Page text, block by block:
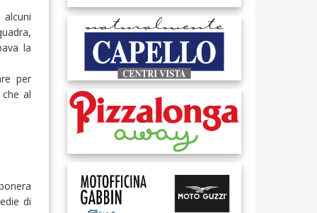
la
per
al
di